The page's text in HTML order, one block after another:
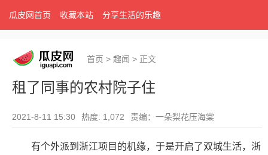
瓜皮网首页 收藏本站 分享生活的乐趣
首页 > 趣闻 > 正文
租了同事的农村院子住
2021-8-11 15:30 热度: 1,072 责编：一朵梨花压海棠
有个外派到浙江项目的机缘，于是开启了双城生活，浙